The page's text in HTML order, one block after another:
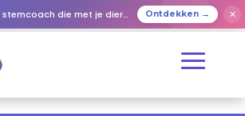
die met je dierbaren speelt Ontdekken → ✕